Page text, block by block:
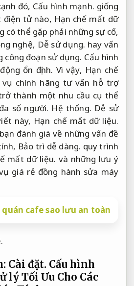
đó, Cấu hình mạnh. giống
điện tử nào, Hạn chế mất dữ
có thể gặp phải những sự cố,
nghệ, Dễ sử dụng. hay vấn
công đoạn sử dụng. Cấu hình
ổn định. Vì vậy, Hạn chế
vụ chính hãng tư vấn hỗ trợ
thành một nhu cầu cụ thể
số người. Hệ thống. Dễ sử
này, Hạn chế mất dữ liệu.
đánh giá về những vấn đề
Bảo trì dễ dàng. quy trình
mất dữ liệu. và những lưu ý
giá rẻ đồng hành sửa máy
cafe sao lưu an toàn
Cài đặt. Cấu hình
lý Tối Ưu Cho Các